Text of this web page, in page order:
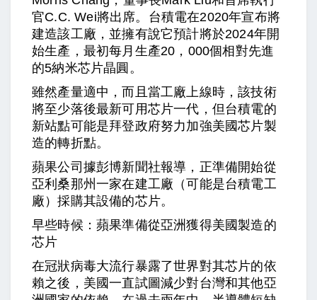
官C.C. Wei將出席。台積電在2020年宣布將
建造該工廠，並擁有說它預計將於2024年開
始生產，最初每月生產20，000個相對先進
的5納米芯片晶圓。
雖然產量適中，而且當工廠上線時，該技術
將至少落後最新可用芯片一代，但台積電的
新站點可能是拜登政府努力加強美國芯片製
造的轉折點。
蘋果公司據彭博新聞社報導，正準備開始從
亞利桑那州一家在建工廠（可能是台積電工
廠）採購其設備的芯片。
早些時候：蘋果準備從亞洲獲得美國製造的
芯片
在冠狀病毒大流行暴露了世界對其芯片的依
賴之後，美國一直試圖減少對台灣和其他亞